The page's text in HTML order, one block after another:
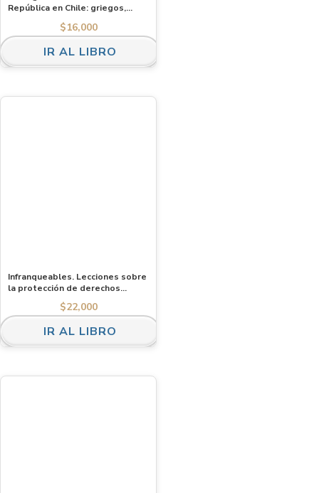
República en Chile: griegos,
$16,000
IR AL LIBRO
Infranqueables. Lecciones sobre
la protección de derechos
humanos en tiempos autoritarios.
$22,000
IR AL LIBRO